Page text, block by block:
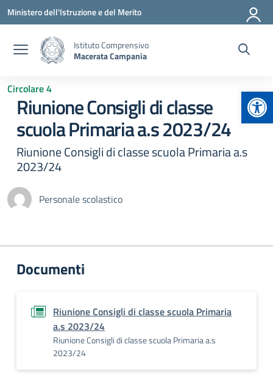
Vai ai contenuti
Vai al menu di navigazione
Vai al footer
Ministero dell'Istruzione e del Merito
Istituto Comprensivo
Macerata Campania
Circolare 4
Riunione Consigli di classe
scuola Primaria a.s 2023/24
Riunione Consigli di classe scuola Primaria a.s
2023/24
Personale scolastico
Documenti
Riunione Consigli di classe scuola Primaria
a.s 2023/24
Riunione Consigli di classe scuola Primaria a.s
2023/24